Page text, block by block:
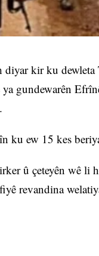
diyar kir ku
ya gundewarên
ku ew 15 kes
û çeteyên wê li
revandina